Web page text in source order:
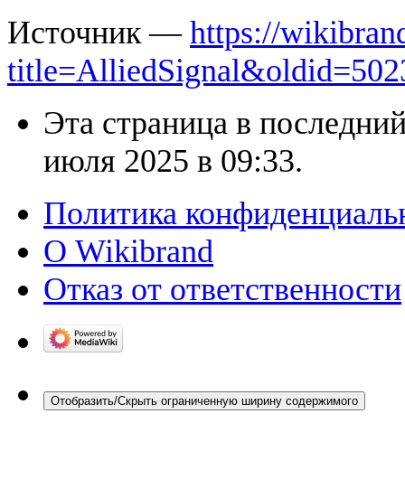
Источник — https://
Эта страница в
июля 2025 в 09:33.
Политика
О Wikibrand
Отказ от ответственности
Отобразить/Скрыть ограниченную ширину содержимого